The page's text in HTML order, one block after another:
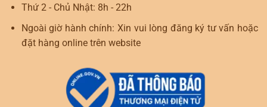
Thứ 2 - Chủ Nhật: 8h - 22h
Ngoài giờ hành chính: Xin vui lòng đăng ký tư vấn hoặc
đặt hàng online trên website